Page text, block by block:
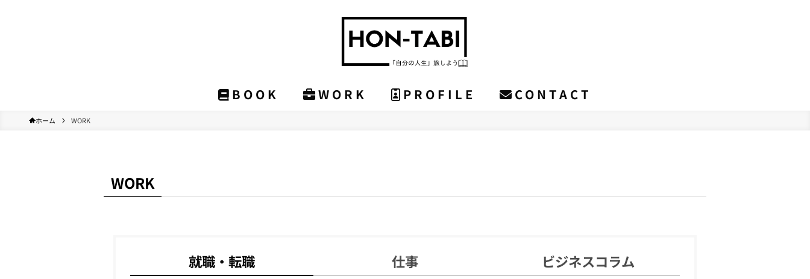
BOOK WORK PROFILE CONTACT
ホーム WORK
WORK
就職・転職 仕事 ビジネスコラム